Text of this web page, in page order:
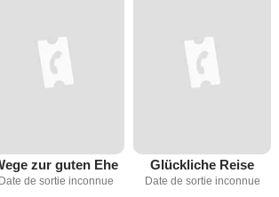
zur guten Ehe
Date de sortie inconnue
Glückliche Reise
Date de sortie inconnue